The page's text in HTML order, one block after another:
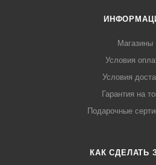
Магазины
Условия
Условия
Гарантия на
Подарочные
КАК СДЕЛАТЬ